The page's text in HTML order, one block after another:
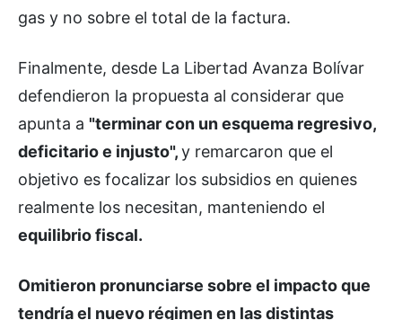
gas y no sobre el total de la factura.
Finalmente, desde La Libertad Avanza Bolívar
defendieron la propuesta al considerar que
apunta a "terminar con un esquema regresivo,
deficitario e injusto",y remarcaron que el
objetivo es focalizar los subsidios en quienes
realmente los necesitan, manteniendo el
equilibrio fiscal.
Omitieron pronunciarse sobre el impacto que
tendría el nuevo régimen en las distintas